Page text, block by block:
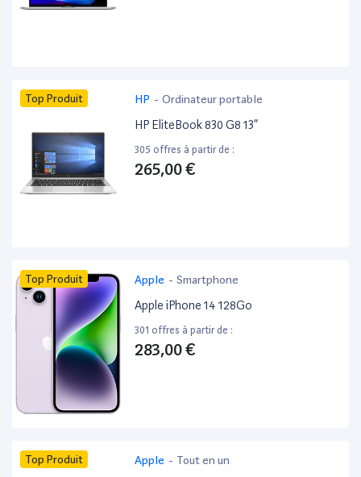
Top Produit HP - Ordinateur portable
HP EliteBook 830 G8 13”
305 offres à partir de :
265,00 €
Top Produit Apple - Smartphone
Apple iPhone 14 128Go
301 offres à partir de :
283,00 €
Top Produit Apple - Tout en un